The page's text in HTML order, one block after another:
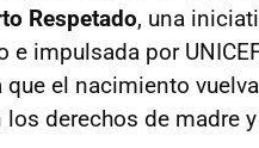
Respetado, una
e impulsada por
el nacimiento
los derechos de madre